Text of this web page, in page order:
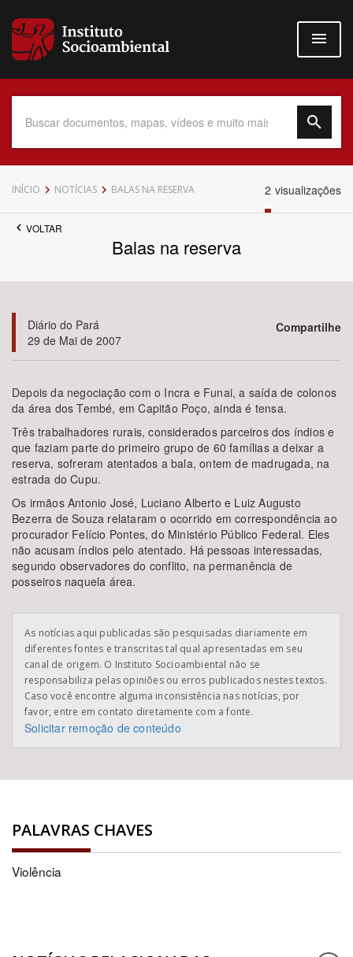
para
conteúdo
Data do Documento
Povo Indígena
Bioma / Bacia
Tema
Subtema
Área de Levantamento
Área Protegida
BUSCAR
INÍCIO NOTÍCIAS BALAS NA RESERVA 2 visualizações
VOLTAR
Balas na reserva
Diário do Pará
29 de Mai de 2007
Compartilhe
Depois da negociação com o Incra e Funai, a saída de colonos
da área dos Tembé, em Capitão Poço, ainda é tensa.
Três trabalhadores rurais, considerados parceiros dos índios e
que faziam parte do primeiro grupo de 60 famílias a deixar a
reserva, sofreram atentados a bala, ontem de madrugada, na
estrada do Cupu.
Os irmãos Antonio José, Luciano Alberto e Luiz Augusto
Bezerra de Souza relataram o ocorrido em correspondência ao
procurador Felício Pontes, do Ministério Público Federal. Eles
não acusam índios pelo atentado. Há pessoas interessadas,
segundo observadores do conflito, na permanência de
posseiros naquela área.
As notícias aqui publicadas são pesquisadas diariamente em
diferentes fontes e transcritas tal qual apresentadas em seu
canal de origem. O Instituto Socioambiental não se
responsabiliza pelas opiniões ou erros publicados nestes textos.
Caso você encontre alguma inconsistência nas notícias, por
favor, entre em contato diretamente com a fonte.
Solicitar remoção de conteúdo
PALAVRAS CHAVES
Violência